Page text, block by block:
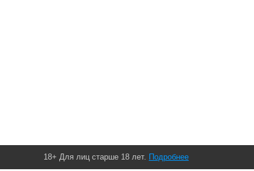
18+ Для лиц старше 18 лет. Подробнее